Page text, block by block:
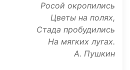
Росой окропились
Цветы на полях,
Стада пробудились
На мягких лугах.
А. Пушкин